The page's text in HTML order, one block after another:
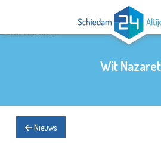
Wit
Nieuws